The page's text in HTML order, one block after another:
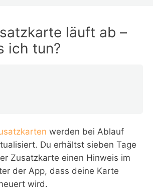
läuft ab –
ich tun?
werden bei Ablauf
Du erhältst sieben Tage
Zusatzkarte einen Hinweis im
der App, dass deine Karte
wird.